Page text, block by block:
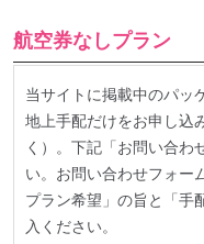
航空券なしプラン
当サイトに掲載中のパッ
地上手配だけをお申し込
く）。下記「お問い合わ
い。お問い合わせフォー
プラン希望」の旨と「手
入ください。